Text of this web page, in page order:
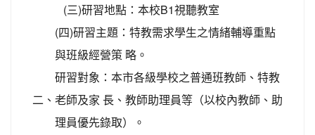
(三)研習地點：本校B1視聽教室
(四)研習主題：特教需求學生之情緒輔導重點
與班級經營策 略。
二、
研習對象：本市各級學校之普通班教師、特教
老師及家 長、教師助理員等（以校內教師、助
理員優先錄取）。